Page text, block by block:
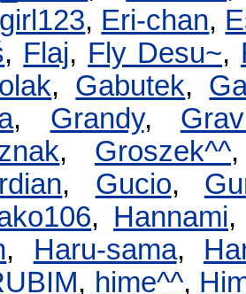
, Eri-chan,
, Flaj, Fly Desu~,
, Gabutek,
, Grandy,
, Groszek^^
, Gucio,
, Hannami
, Haru-sama,
, hime^^,